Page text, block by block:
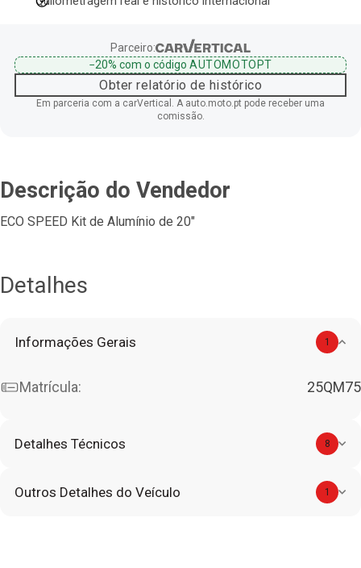
Parceiro:
−20%com o código AUTOMOTOPT
Obter relatório de histórico
Em parceria com a carVertical. A auto.moto.pt pode receber uma
comissão.
Descrição do Vendedor
ECO SPEED Kit de Alumínio de 20"
Detalhes
Informações Gerais 1
Matrícula: 25QM75
Detalhes Técnicos 8
Outros Detalhes do Veículo 1